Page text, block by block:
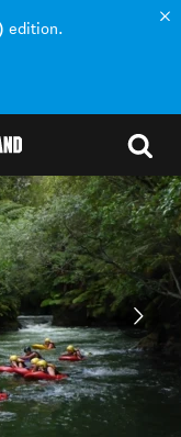
edition.